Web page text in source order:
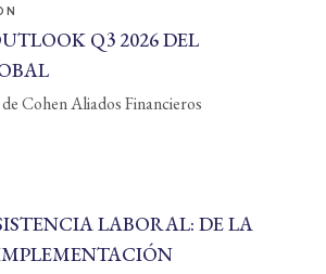
Q3 2026 DEL
Cohen Aliados Financieros
LABORAL: DE LA